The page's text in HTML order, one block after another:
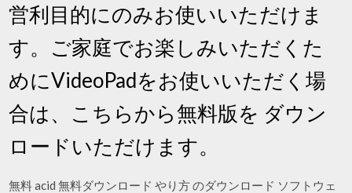
営利目的にのみお使いいただけま
す。ご家庭でお楽しみいただくた
めにVideoPadをお使いいただく場
合は、こちらから無料版を ダウン
ロードいただけます。
無料 acid 無料ダウンロード やり方 のダウンロード ソフトウェ